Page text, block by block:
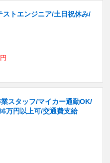
ストエンジニア/土日祝休み/
スタッフ/マイカー通勤OK/
万円以上可/交通費支給